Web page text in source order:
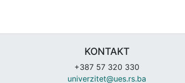
KONTAKT
+387 57 320 330
univerzitet@ues.rs.ba